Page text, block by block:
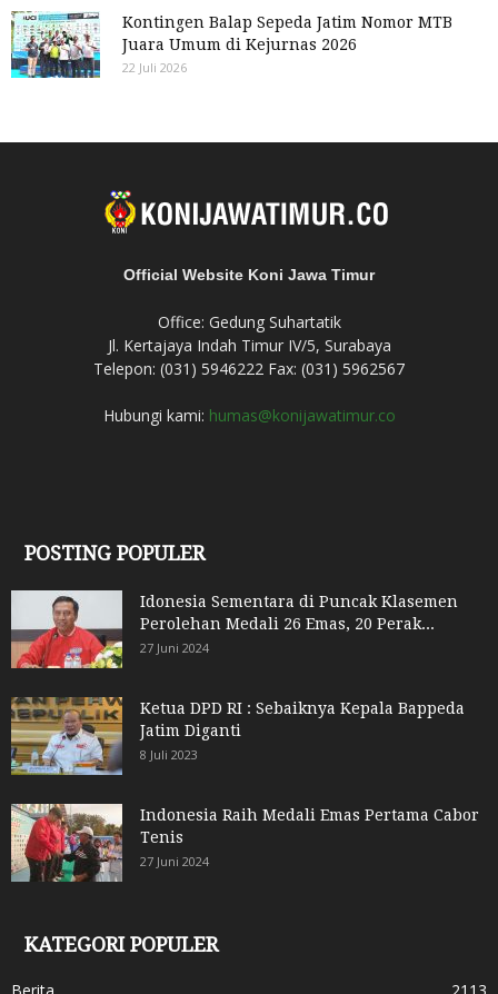
Kontingen Balap Sepeda Jatim Nomor MTB
Juara Umum di Kejurnas 2026
22 Juli 2026
Official Website Koni Jawa Timur
Office: Gedung Suhartatik
Jl. Kertajaya Indah Timur IV/5, Surabaya
Telepon: (031) 5946222 Fax: (031) 5962567
Hubungi kami: humas@konijawatimur.co
POSTING POPULER
Idonesia Sementara di Puncak Klasemen
Perolehan Medali 26 Emas, 20 Perak...
27 Juni 2024
Ketua DPD RI : Sebaiknya Kepala Bappeda
Jatim Diganti
8 Juli 2023
Indonesia Raih Medali Emas Pertama Cabor
Tenis
27 Juni 2024
KATEGORI POPULER
Berita 2113